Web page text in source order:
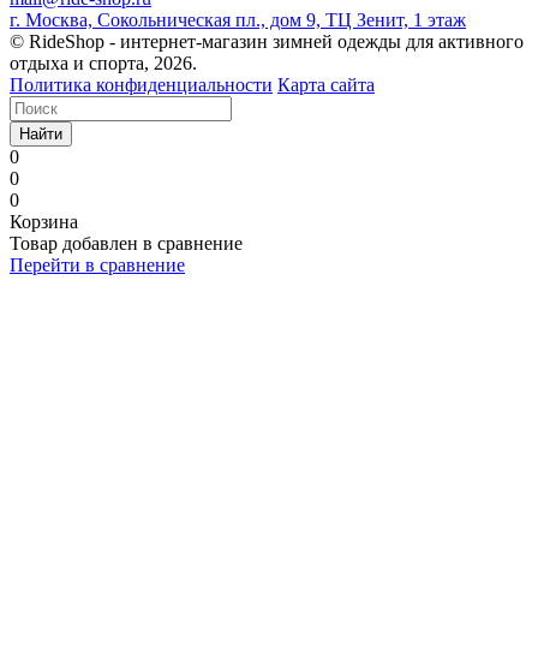
г. Москва, Сокольническая пл., дом 9, ТЦ Зенит, 1 этаж
© RideShop - интернет-магазин зимней одежды для активного
отдыха и спорта, 2026.
Политика конфиденциальности Карта сайта
Найти
0
0
0
Корзина
Товар добавлен в сравнение
Перейти в сравнение